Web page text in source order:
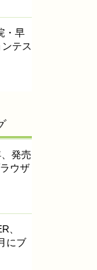
・早
テス
発売
ウザ
、
にブ